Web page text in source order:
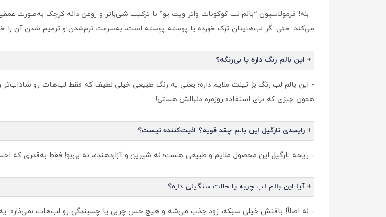
می‌کند. حتی اگر لب‌هایتان ترک‌ خورده یا پوسته‌ پوسته است، به‌سرعت نرم‌شدن و ترمیم شدن آن را
+ این بالم رنگ داره یا بی‌رنگه؟
- این بالم لب رنگ بژ تینت ملایم داره؛ یعنی یه رنگ طبیعی خیلی لطیف که فقط لب‌هات رو شاداب‌تر
همون چیزی که برای استفاده روزمره دنبالش هستی!
+ رایحه‌ی نارگیل این بالم چقد قویه؟ اذیت‌کننده نیست؟
- رایحه نارگیل این محصول ملایم و طبیعی هست؛ نه شیرین و آزاردهنده، نه بی‌بو! فقط به‌قدری که
+ آیا این بالم لب چربه یا حالت سنگینی داره؟
- نه اصلاً! بافتش خیلی سبکه، زود جذب می‌شه و هیچ حس چربی یا چسبندگی رو لب‌هات نمی‌ذاره. یه